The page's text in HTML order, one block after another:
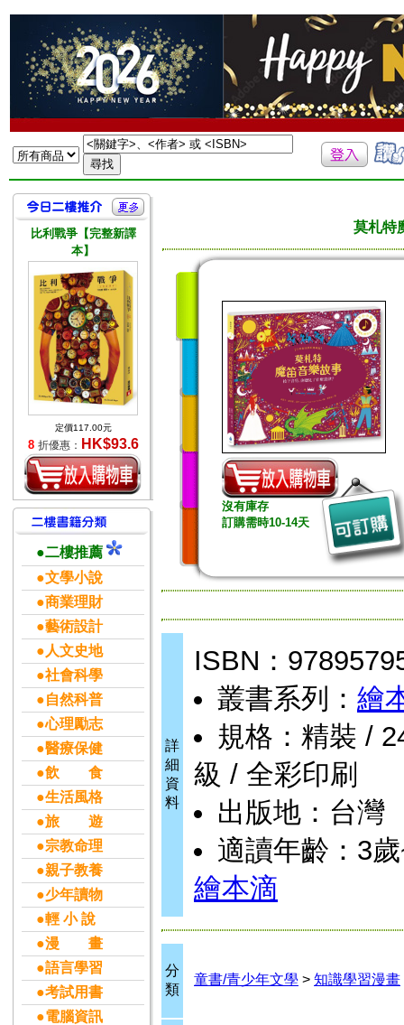
比利戰爭【完整新譯
本】
定價117.00元
8 折優惠： HK$93.6
●二樓推薦
●文學小說
●商業理財
●藝術設計
●人文史地
●社會科學
●自然科普
●心理勵志
●醫療保健
●飲 食
●生活風格
●旅 遊
●宗教命理
●親子教養
●少年讀物
●輕 小 說
●漫 畫
●語言學習
●考試用書
●電腦資訊
莫札特
沒有庫存
訂購需時10-14天
詳
細
資
料
ISBN：
叢書系列： 繪
規格：精裝 /
級 / 全彩印刷
出版地：台灣
適讀年齡：3
繪本滴
分
類
童書/青少年文學 > 知識學習漫畫